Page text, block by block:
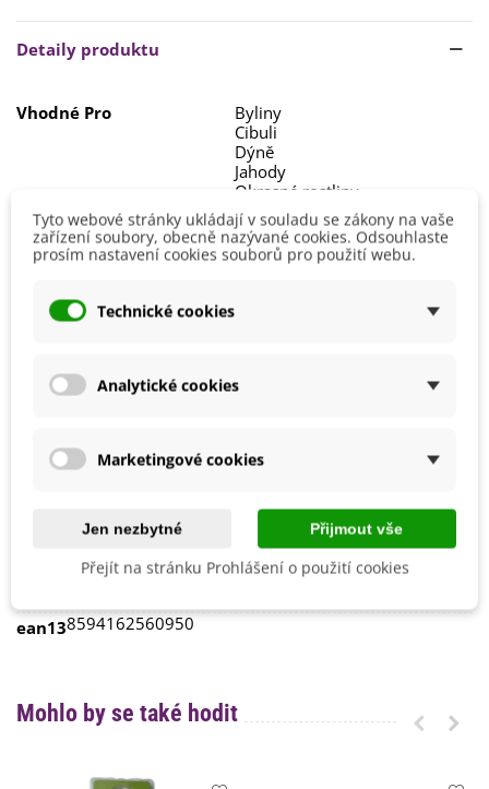
Po vysetí je nutné udržovat substrát neustále vlhký.
Detaily produktu
Vhodné Pro
Byliny
Cibuli
Dýně
Jahody
Okrasné rostliny
Okurky
Ovoce
Palmy, zelené rostliny
Papriky a chilli
Zelené rostliny
Velikost Balení
Pevné
Houbové choroby
Plísně
ean138594162560950
Mohlo by se také hodit
Tyto webové stránky ukládají v souladu se zákony na vaše
zařízení soubory, obecně nazývané cookies. Odsouhlaste
prosím nastavení cookies souborů pro použití webu.
Technické cookies
Analytické cookies
Marketingové cookies
Jen nezbytné Přijmout vše
Přejít na stránku Prohlášení o použití cookies